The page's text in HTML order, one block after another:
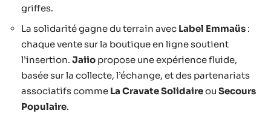
griffes.
La solidarité gagne du terrain avec Label Emmaüs :
chaque vente sur la boutique en ligne soutient
l’insertion. Jaiio propose une expérience fluide,
basée sur la collecte, l’échange, et des partenariats
associatifs comme La Cravate Solidaireou Secours
Populaire.